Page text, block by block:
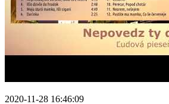
2020-11-28 16:46:09